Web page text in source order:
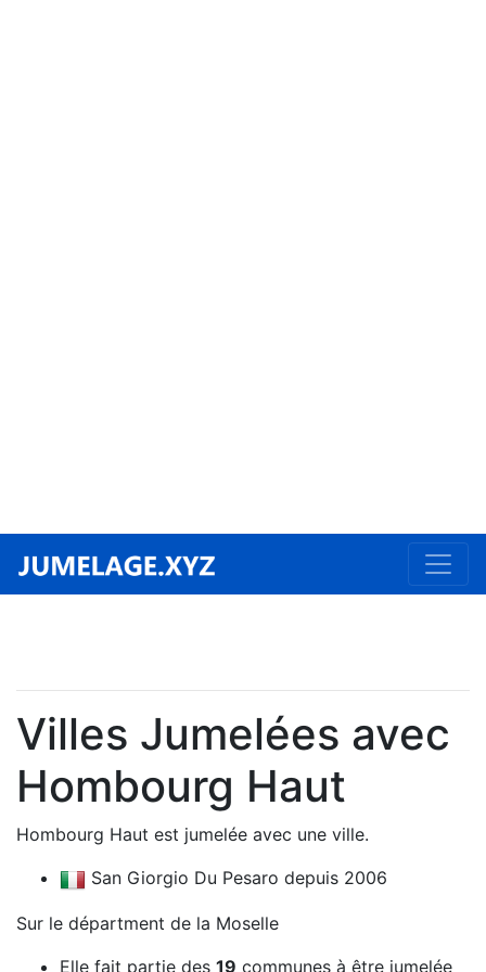
Villes Jumelées avec
Hombourg Haut
Hombourg Haut est jumelée avec une ville.
San Giorgio Du Pesaro depuis 2006
Sur le départment de la Moselle
Elle fait partie des 19 communes à être jumelée